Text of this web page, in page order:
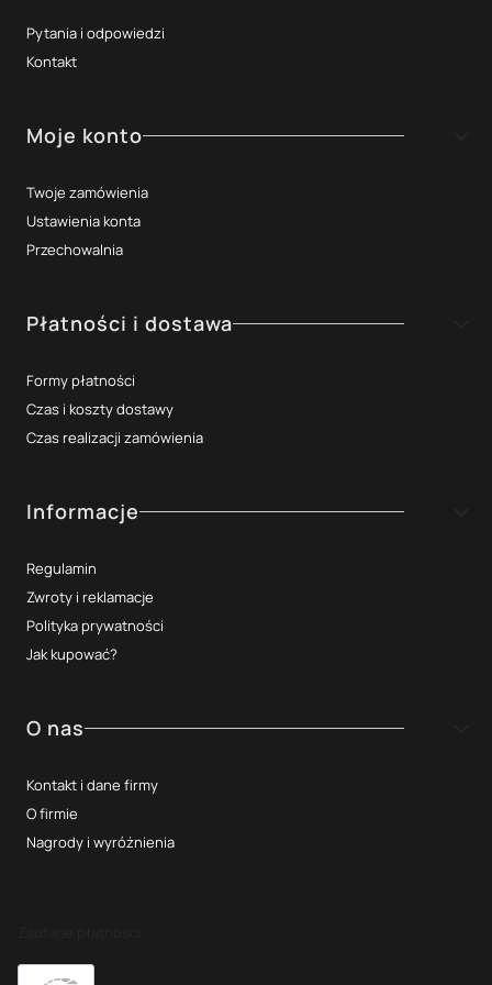
Pytania i odpowiedzi
Kontakt
Moje konto
Twoje zamówienia
Ustawienia konta
Przechowalnia
Płatności i dostawa
Formy płatności
Czas i koszty dostawy
Czas realizacji zamówienia
Informacje
Regulamin
Zwroty i reklamacje
Polityka prywatności
Jak kupować?
O nas
Kontakt i dane firmy
O firmie
Nagrody i wyróżnienia